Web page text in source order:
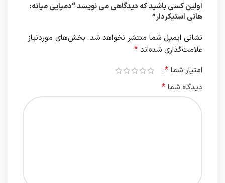
اولین کسی باشید که دیدگاهی می نویسد “دمپایی میانه:
هانی استیکردار”
نشانی ایمیل شما منتشر نخواهد شد. بخش‌های موردنیاز
علامت‌گذاری شده‌اند *
امتیاز شما *
دیدگاه شما *